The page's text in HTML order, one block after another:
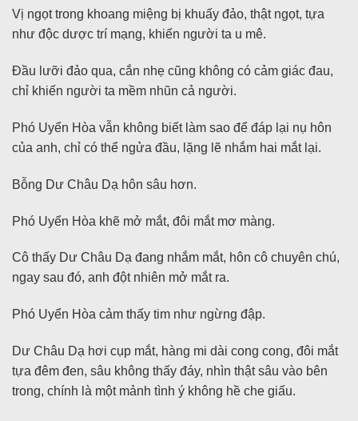
Vị ngọt trong khoang miệng bị khuấy đảo, thật ngọt, tựa
như độc dược trí mạng, khiến người ta u mê.
Đầu lưỡi đảo qua, cắn nhẹ cũng không có cảm giác đau,
chỉ khiến người ta mềm nhũn cả người.
Phó Uyển Hòa vẫn không biết làm sao để đáp lại nụ hôn
của anh, chỉ có thể ngửa đầu, lặng lẽ nhắm hai mắt lại.
Bỗng Dư Châu Dạ hôn sâu hơn.
Phó Uyển Hòa khẽ mở mắt, đôi mắt mơ màng.
Cô thấy Dư Châu Dạ đang nhắm mắt, hôn cô chuyên chú,
ngay sau đó, anh đột nhiên mở mắt ra.
Phó Uyển Hòa cảm thấy tim như ngừng đập.
Dư Châu Dạ hơi cụp mắt, hàng mi dài cong cong, đôi mắt
tựa đêm đen, sâu không thấy đáy, nhìn thật sâu vào bên
trong, chính là một mảnh tình ý không hề che giấu.